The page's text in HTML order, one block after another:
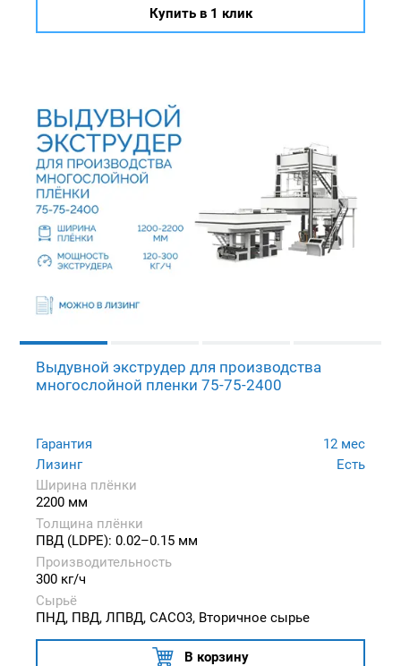
Купить в 1 клик
Выдувной экструдер для производства
многослойной пленки 75-75-2400
Гарантия
12 мес
Лизинг
Есть
Ширина плёнки
2200 мм
Толщина плёнки
ПВД (LDPE): 0.02–0.15 мм
Производительность
300 кг/ч
Сырьё
ПНД, ПВД, ЛПВД, CACO3, Вторичное сырье
В корзину